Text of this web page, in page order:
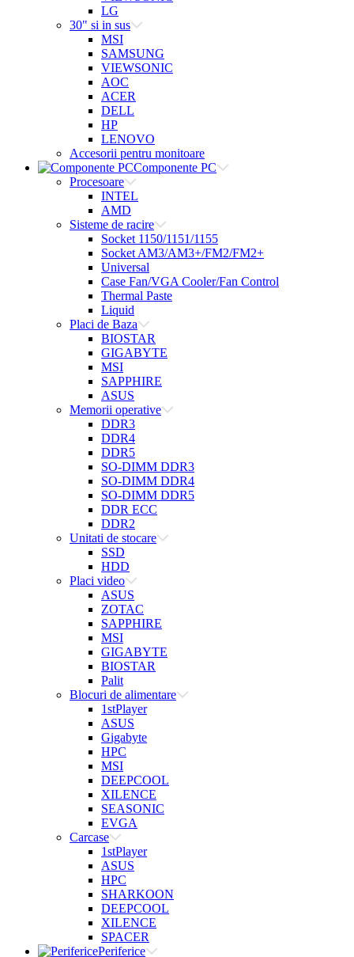
LG
30" si in sus
MSI
SAMSUNG
VIEWSONIC
AOC
ACER
DELL
HP
LENOVO
Accesorii pentru monitoare
Componente PC
Procesoare
INTEL
AMD
Sisteme de racire
Socket 1150/1151/1155
Socket AM3/AM3+/FM2/FM2+
Universal
Case Fan/VGA Cooler/Fan Control
Thermal Paste
Liquid
Placi de Baza
BIOSTAR
GIGABYTE
MSI
SAPPHIRE
ASUS
Memorii operative
DDR3
DDR4
DDR5
SO-DIMM DDR3
SO-DIMM DDR4
SO-DIMM DDR5
DDR ECC
DDR2
Unitati de stocare
SSD
HDD
Placi video
ASUS
ZOTAC
SAPPHIRE
MSI
GIGABYTE
BIOSTAR
Palit
Blocuri de alimentare
1stPlayer
ASUS
Gigabyte
HPC
MSI
DEEPCOOL
XILENCE
SEASONIC
EVGA
Carcase
1stPlayer
ASUS
HPC
SHARKOON
DEEPCOOL
XILENCE
SPACER
Periferice